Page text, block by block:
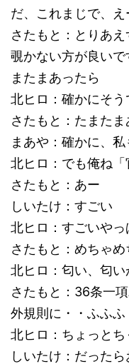
だ、これまじで、え
さたもと：とりあえ
覗かない方が良い
またまあったら
北ヒロ：確かにそう
さたもと：たまたま
まあや：確かに、
北ヒロ：でも俺ね
さたもと：あー
しいたけ：すごい
北ヒロ：すごいや
さたもと：めちゃ
北ヒロ：匂い、匂い
さたもと：36条一
外規則に・・ふふふ
北ヒロ：ちょっと
しいたけ：だった